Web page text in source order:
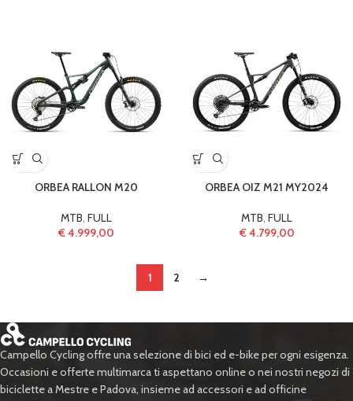
ORBEA RALLON M20
MTB, FULL
€4.999,00
ORBEA OIZ M21 MY2024
MTB, FULL
€4.799,00
1 2 →
Campello Cycling offre una selezione di bici ed e-bike per ogni esigenza.
Occasioni e offerte multimarca ti aspettano online o nei nostri negozi di
biciclette a Mestre e Padova, insieme ad accessori e ad officine